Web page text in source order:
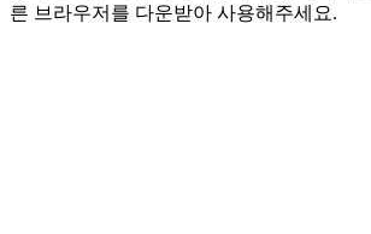
른 브라우저를 다운받아 사용해주세요.